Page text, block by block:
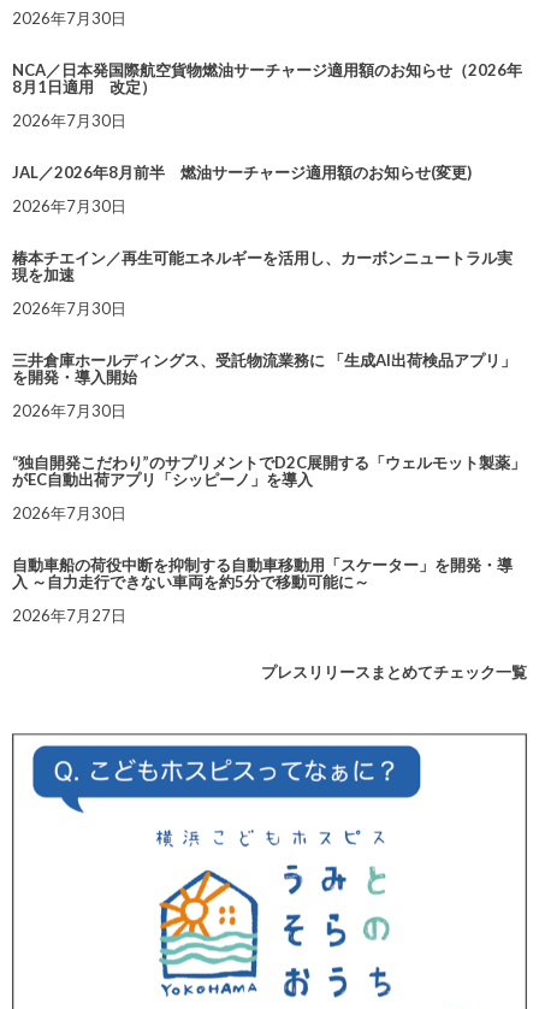
2026年7月30日
NCA／日本発国際航空貨物燃油サーチャージ適用額のお知らせ（2026年
8月1日適用 改定）
2026年7月30日
JAL／2026年8月前半 燃油サーチャージ適用額のお知らせ(変更)
2026年7月30日
椿本チエイン／再生可能エネルギーを活用し、カーボンニュートラル実
現を加速
2026年7月30日
三井倉庫ホールディングス、受託物流業務に 「生成AI出荷検品アプリ」
を開発・導入開始
2026年7月30日
“独自開発こだわり”のサプリメントでD2C展開する「ウェルモット製薬」
がEC自動出荷アプリ「シッピーノ」を導入
2026年7月30日
自動車船の荷役中断を抑制する自動車移動用「スケーター」を開発・導
入 ～自力走行できない車両を約5分で移動可能に～
2026年7月27日
プレスリリースまとめてチェック一覧